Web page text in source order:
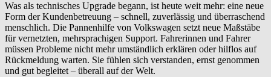
Was als technisches Upgrade begann, ist heute weit mehr: eine neue
Form der Kundenbetreuung – schnell, zuverlässig und überraschend
menschlich. Die Pannenhilfe von Volkswagen setzt neue Maßstäbe
für vernetzten, mehrsprachigen Support. Fahrerinnen und Fahrer
müssen Probleme nicht mehr umständlich erklären oder hilflos auf
Rückmeldung warten. Sie fühlen sich verstanden, ernst genommen
und gut begleitet – überall auf der Welt.